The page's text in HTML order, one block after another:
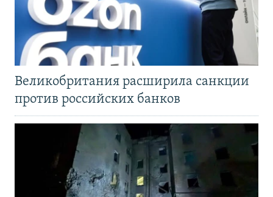
Великобритания расширила санкции
против российских банков